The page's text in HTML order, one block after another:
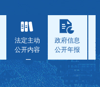
法定主动
公开内容
政府信息
公开年报